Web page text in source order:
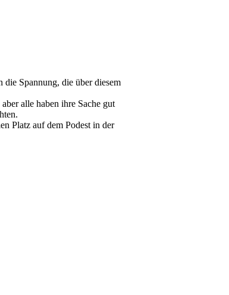
die Spannung, die über diesem
alle haben ihre Sache gut
Platz auf dem Podest in der